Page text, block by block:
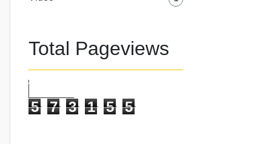
Total Pageviews
5 7 3 1 5 5